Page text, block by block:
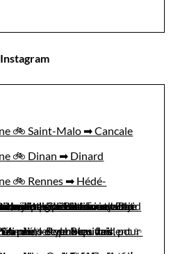
Instagram